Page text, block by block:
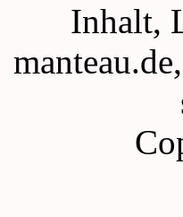
Inhalt,